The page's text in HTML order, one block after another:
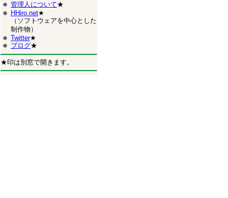
管理人について★
HHiro.net★
（ソフトウェアを中心とした
制作物）
Twitter★
ブログ★
★印は別窓で開きます。